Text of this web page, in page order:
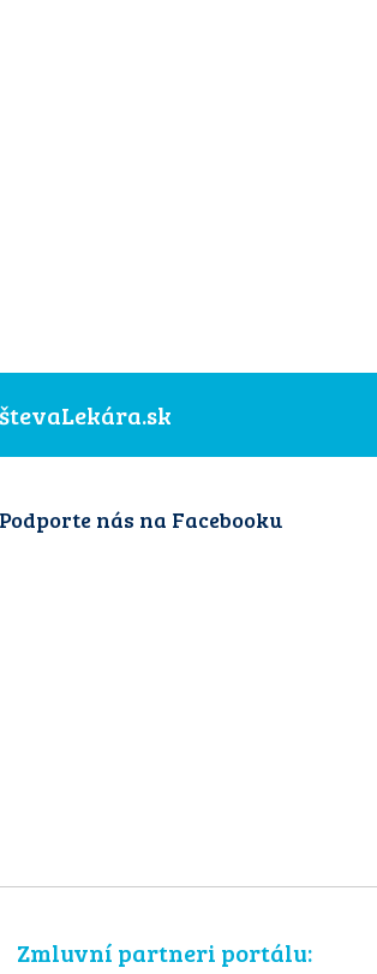
Podporte nás na Facebooku
Zmluvní partneri portálu: